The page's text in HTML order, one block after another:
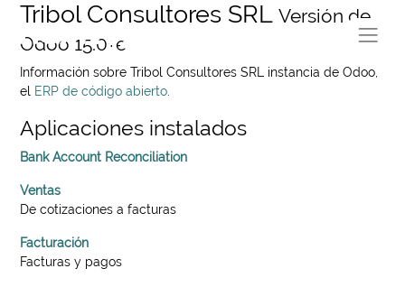
Tribol Consultores SRLVersión de
Odoo 15.0+e
Información sobre Tribol Consultores SRL instancia de Odoo,
el ERP de código abierto
Aplicaciones instalados
Bank Account Reconciliation
Ventas
De cotizaciones a facturas
Facturación
Facturas y pagos